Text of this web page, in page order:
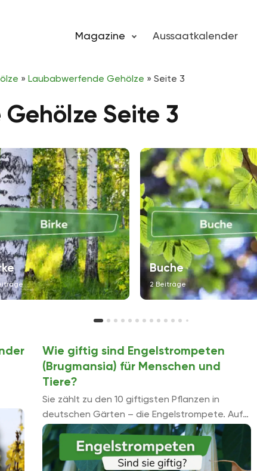
Magazine Aussaatkalender
» Laubabwerfende Gehölze » Seite 3
Seite 3
Buche
2 Beiträge
Wie giftig sind Engelstrompeten
(Brugmansia) für Menschen und
Tiere?
Sie zählt zu den 10 giftigsten Pflanzen in
deutschen Gärten – die Engelstrompete. Auf
Wochenmärkten und in Blumenläden wird die
dekorative Blühpflanze mit den
charakteristischen langen, meist ...